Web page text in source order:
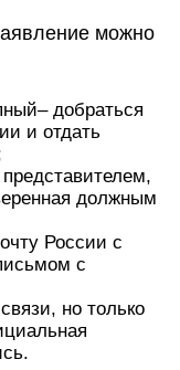
можно
добраться
и отдать
должным
России с
с
но только